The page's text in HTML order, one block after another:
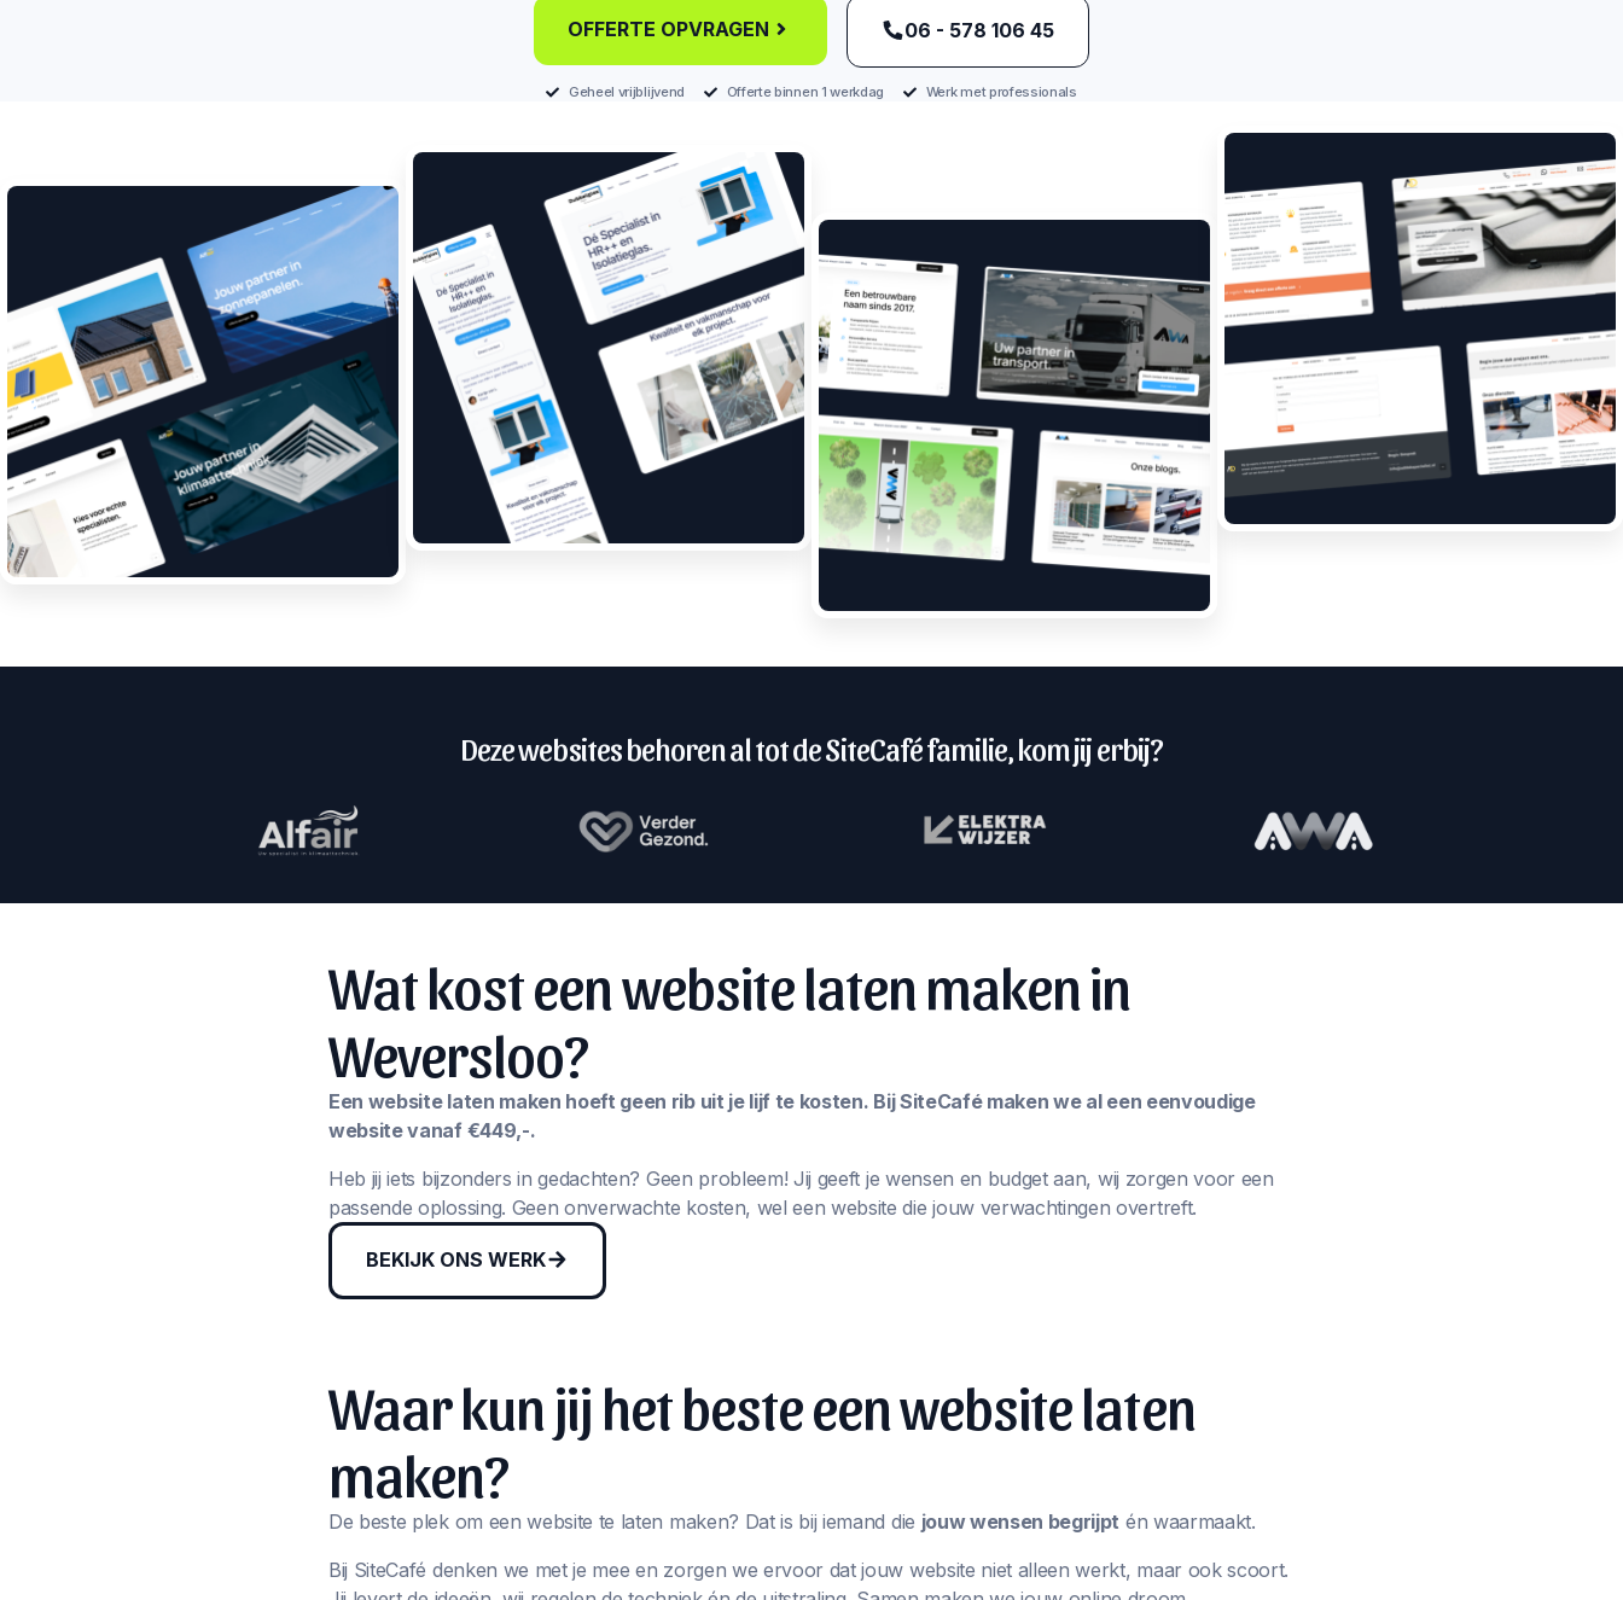
OFFERTE OPVRAGEN ‪06 - 578 106 45‬
Geheel vrijblijvend Offerte binnen 1 werkdag Werk met professionals
Deze websites behoren al tot de SiteCafé familie, kom jij erbij?
Wat kost een website laten maken in
Weversloo?
Een website laten maken hoeft geen rib uit je lijf te kosten. Bij SiteCafé maken we al een eenvoudige
website vanaf €449,-.
Heb jij iets bijzonders in gedachten? Geen probleem! Jij geeft je wensen en budget aan, wij zorgen voor een
passende oplossing. Geen onverwachte kosten, wel een website die jouw verwachtingen overtreft.
BEKIJK ONS WERK
Waar kun jij het beste een website laten
maken?
De beste plek om een website te laten maken? Dat is bij iemand die jouw wensen begrijpt én waarmaakt.
Bij SiteCafé denken we met je mee en zorgen we ervoor dat jouw website niet alleen werkt, maar ook scoort.